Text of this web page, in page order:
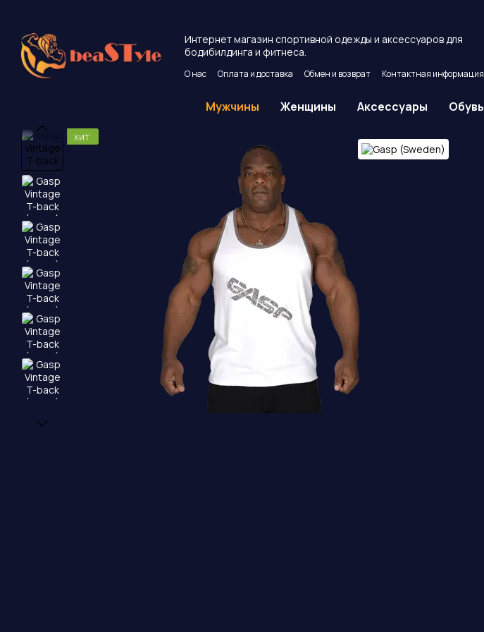
Интернет магазин спортивной одежды и аксессуаров для
бодибилдинга и фитнеса.
О нас Оплата и доставка Обмен и возврат
Контактная информация
Мужчины Женщины Аксессуары Обувь
ХИТ